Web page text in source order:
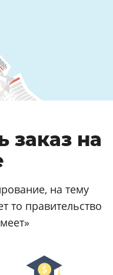
заказ на
на тему
то правительство